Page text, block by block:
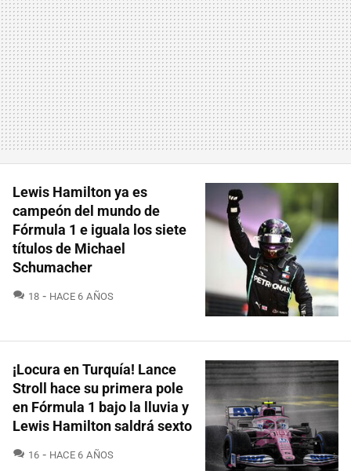
Lewis Hamilton ya es
campeón del mundo de
Fórmula 1 e iguala los siete
títulos de Michael
Schumacher
18 COMENTARIOS
HACE 6 AÑOS
¡Locura en Turquía! Lance
Stroll hace su primera pole
en Fórmula 1 bajo la lluvia y
Lewis Hamilton saldrá sexto
16 COMENTARIOS
HACE 6 AÑOS